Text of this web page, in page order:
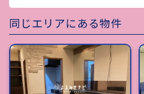
同じエリアにある物件